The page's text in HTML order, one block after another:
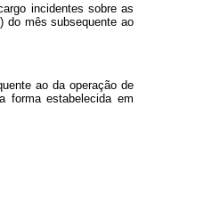
incidentes sobre as
do mês subsequente ao
ao da operação de
forma estabelecida em